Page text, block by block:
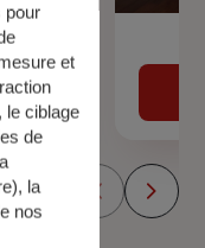
pour
et
le ciblage
de
), la
nos